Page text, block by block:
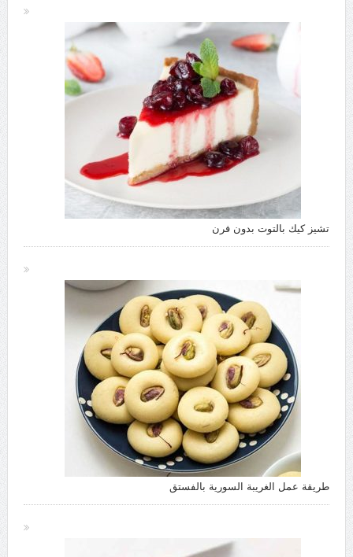
تشيز كيك بالتوت بدون فرن
طريقة عمل الغريبة السورية بالفستق